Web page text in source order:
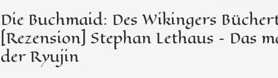
Die Buchmaid: Des Wikingers
[Rezension] Stephan Lethaus – Das
der Ryujin